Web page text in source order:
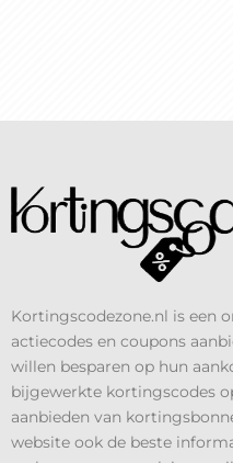
Kortingscodezone.nl is een
actiecodes en coupons
willen besparen op hun
bijgewerkte kortingscodes
aanbieden van
website ook de beste